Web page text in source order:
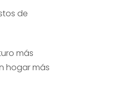
de
más
hogar más